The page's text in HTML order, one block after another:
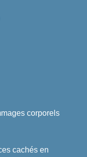
corporels
cachés en